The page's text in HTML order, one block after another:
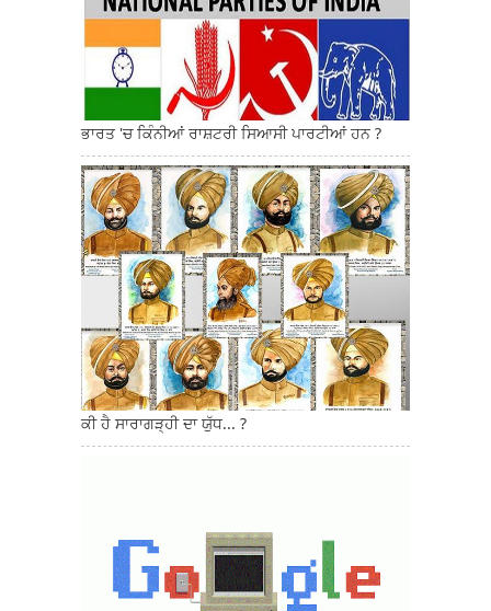
ਭਾਰਤ 'ਚ ਕਿੰਨੀਆਂ ਰਾਸ਼ਟਰੀ ਸਿਆਸੀ ਪਾਰਟੀਆਂ ਹਨ ?
ਕੀ ਹੈ ਸਾਰਾਗੜ੍ਹੀ ਦਾ ਯੁੱਧ... ?